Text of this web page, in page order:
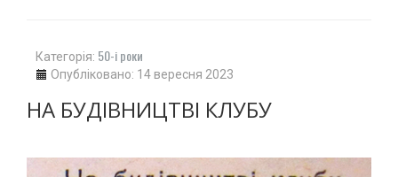
Категорія: 50-і роки
Опубліковано: 14 вересня 2023
НА БУДІВНИЦТВІ КЛУБУ